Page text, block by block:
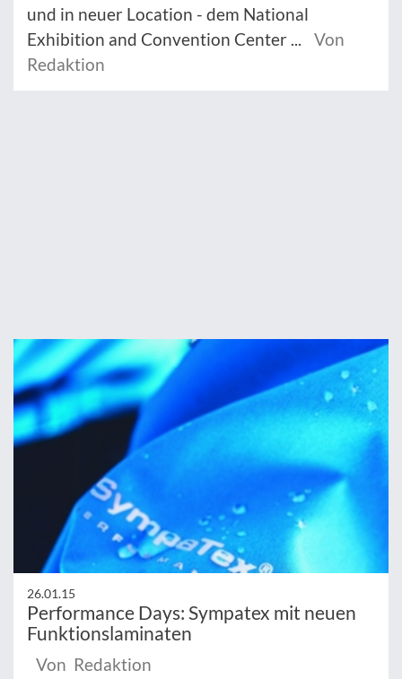
und in neuer Location - dem National
Exhibition and Convention Center ...
Von
Redaktion
26.01.15
Performance Days: Sympatex mit neuen
Funktionslaminaten
Von Redaktion